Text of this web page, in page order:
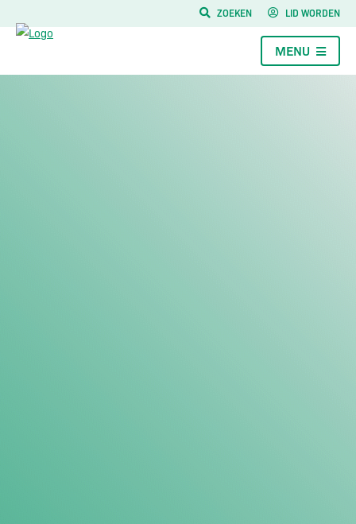
ZOEKEN LID WORDEN
MENU